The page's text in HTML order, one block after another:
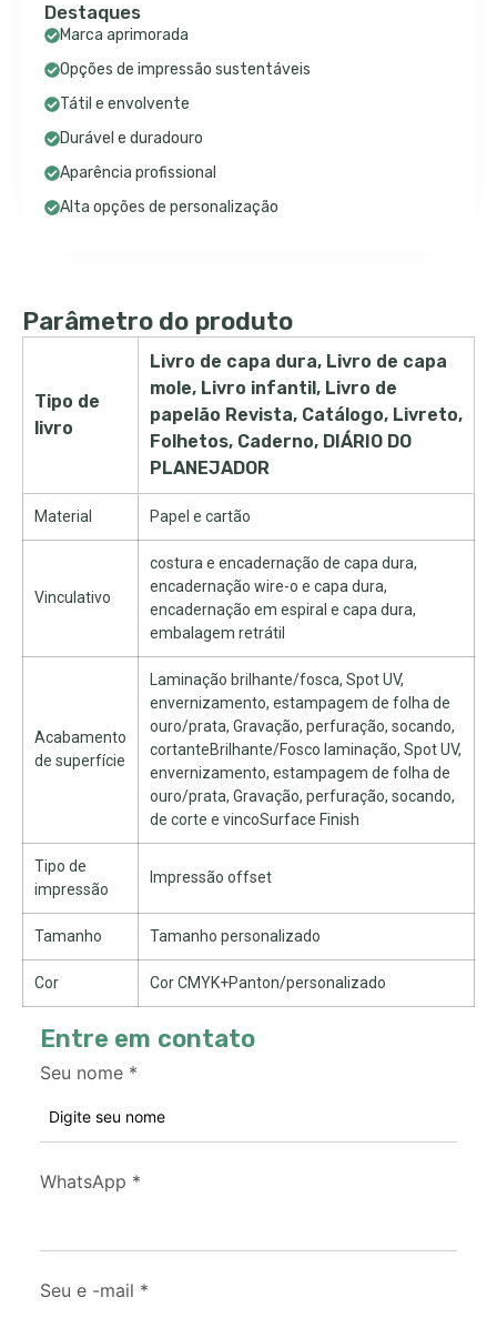
Destaques
Marca aprimorada
Opções de impressão sustentáveis
Tátil e envolvente
Durável e duradouro
Aparência profissional
Alta opções de personalização
Parâmetro do produto
Tipo de
livro
Livro de capa dura, Livro de capa
mole, Livro infantil, Livro de
papelão Revista, Catálogo, Livreto,
Folhetos, Caderno, DIÁRIO DO
PLANEJADOR
Material Papel e cartão
Vinculativo
costura e encadernação de capa dura,
encadernação wire-o e capa dura,
encadernação em espiral e capa dura,
embalagem retrátil
Acabamento
de superfície
Laminação brilhante/fosca, Spot UV,
envernizamento, estampagem de folha de
ouro/prata, Gravação, perfuração, socando,
cortanteBrilhante/Fosco laminação, Spot UV,
envernizamento, estampagem de folha de
ouro/prata, Gravação, perfuração, socando,
de corte e vincoSurface Finish
Tipo de
impressão
Impressão offset
Tamanho Tamanho personalizado
Cor Cor CMYK+Panton/personalizado
Entre em contato
Seu nome *
WhatsApp *
Seu e -mail *